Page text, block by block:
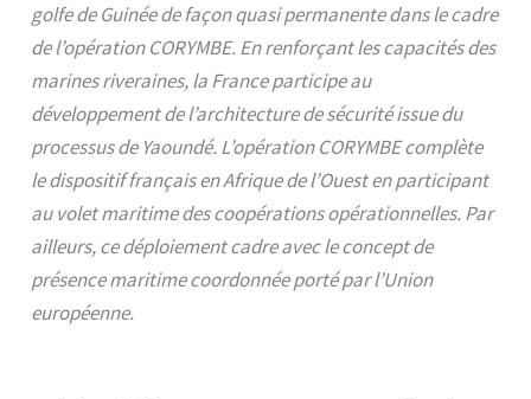
golfe de Guinée de façon quasi permanente dans le cadre
de l’opération CORYMBE. En renforçant les capacités des
marines riveraines, la France participe au
développement de l’architecture de sécurité issue du
processus de Yaoundé. L’opération CORYMBE complète
le dispositif français en Afrique de l’Ouest en participant
au volet maritime des coopérations opérationnelles. Par
ailleurs, ce déploiement cadre avec le concept de
présence maritime coordonnée porté par l’Union
européenne.